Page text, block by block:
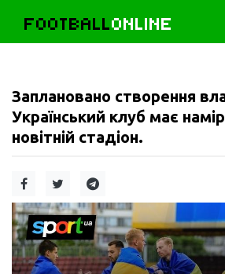
FOOTBALLONLINE
Заплановано створення
Український клуб має
новітній стадіон.